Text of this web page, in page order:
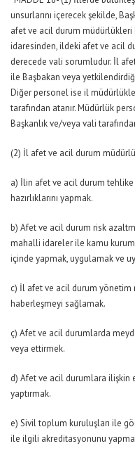
unsurlarını içerecek şekilde,
afet ve acil durum müdürlükleri
idaresinden, ildeki afet ve acil
derecede vali sorumludur. İl
ile Başbakan veya yetkilendirdiği
Diğer personel ise il
tarafından atanır. Müdürlük
Başkanlık ve/veya vali
(2) İl afet ve acil durum
a) İlin afet ve acil durum
hazırlıklarını yapmak.
b) Afet ve acil durum risk
mahalli idareler ile kamu
içinde yapmak, uygulamak ve
c) İl afet ve acil durum yönetim
haberleşmeyi sağlamak.
ç) Afet ve acil durumlarda
veya ettirmek.
d) Afet ve acil durumlara
yaptırmak.
e) Sivil toplum kuruluşları ile
ile ilgili akreditasyonunu